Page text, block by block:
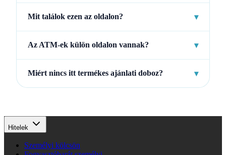
Mit találok ezen az oldalon? ▾
Az ATM-ek külön oldalon vannak? ▾
Miért nincs itt termékes ajánlati doboz? ▾
Hitelek
Személyi kölcsön